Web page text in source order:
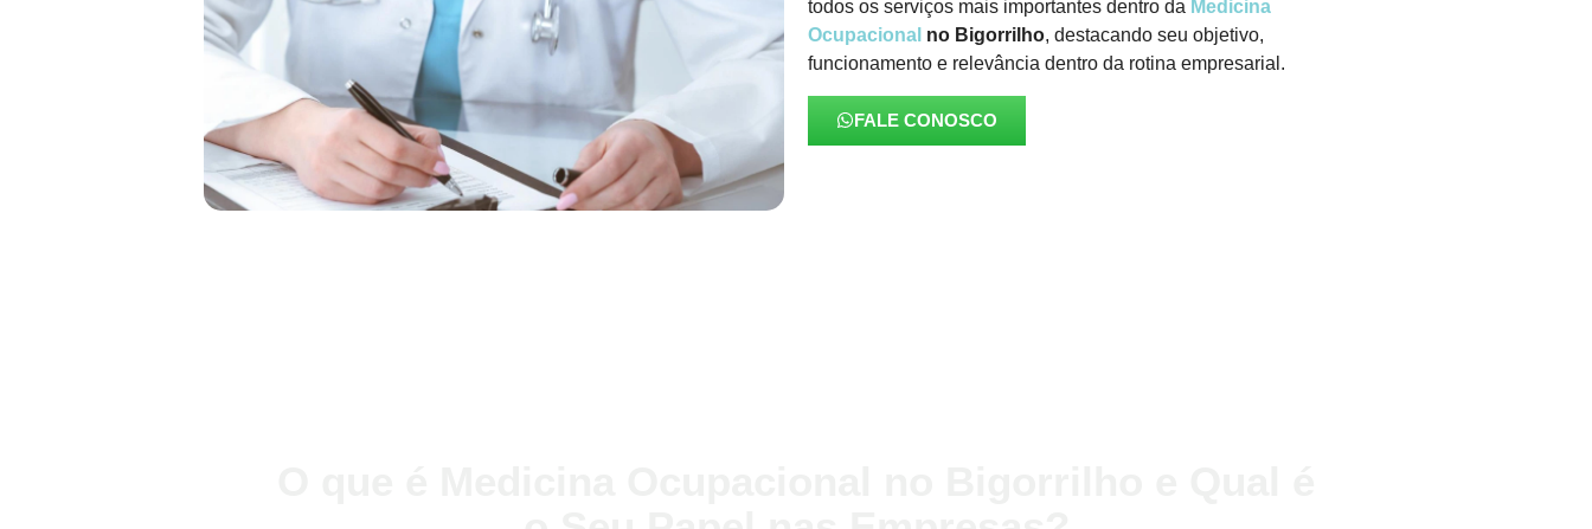
todos os serviços mais importantes dentro da Medicina
Ocupacional no Bigorrilho, destacando seu objetivo,
funcionamento e relevância dentro da rotina empresarial.
FALE CONOSCO